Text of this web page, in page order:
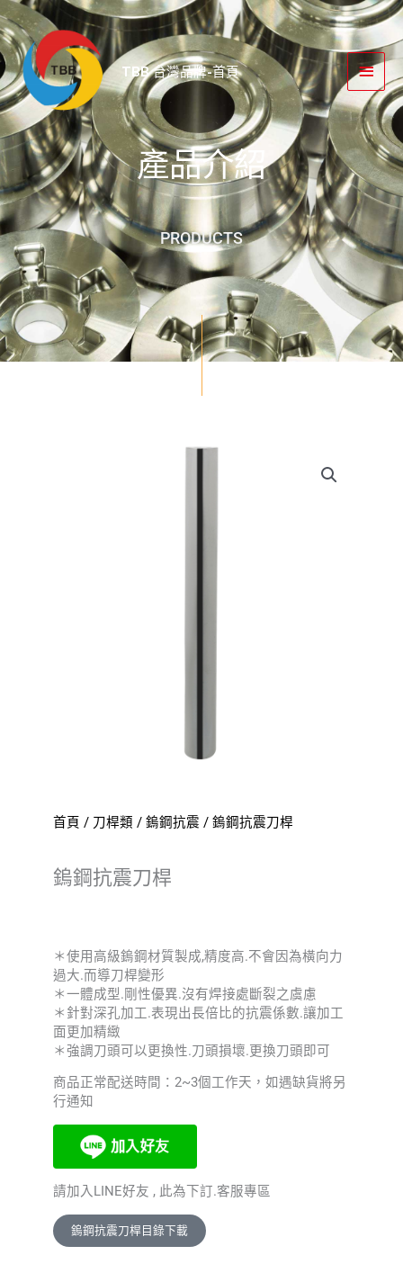
至
主
要
內
容
TBB 台灣品牌-首頁
主
要
選
單
產品介紹
PRODUCTS
首頁 / 刀桿類 /鎢鋼抗震 / 鎢鋼抗震刀桿
鎢鋼抗震刀桿
＊使用高級鎢鋼材質製成,精度高.不會因為橫向力
過大.而導刀桿變形
＊一體成型.剛性優異.沒有焊接處斷裂之虞慮
＊針對深孔加工.表現出長倍比的抗震係數.讓加工
面更加精緻
＊強調刀頭可以更換性.刀頭損壞.更換刀頭即可
商品正常配送時間：2~3個工作天，如遇缺貨將另
行通知
請加入LINE好友 , 此為下訂.客服專區
鎢鋼抗震刀桿目錄下載